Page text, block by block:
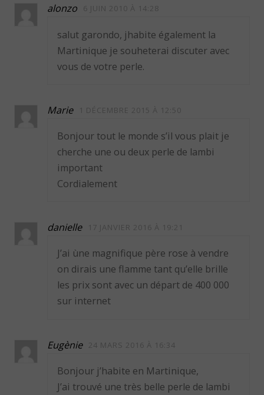
alonzo 6 JUIN 2010 À 14:28
salut garondo, jhabite également la
Martinique je souheterai discuter avec
vous de votre perle.
Marie 1 DÉCEMBRE 2015 À 12:50
Bonjour tout le monde s’il vous plait je
cherche une ou deux perle de lambi
important
Cordialement
danielle 17 JANVIER 2016 À 19:21
J’ai ùne magnifique père rose à vendre
on dirais une flamme tant qu’elle brille
les prix sont avec un départ de 400 000
sur internet
Eugènie 24 MARS 2016 À 16:34
Bonjour j’habite en Martinique,
J’ai trouvé une très belle perle de lambi